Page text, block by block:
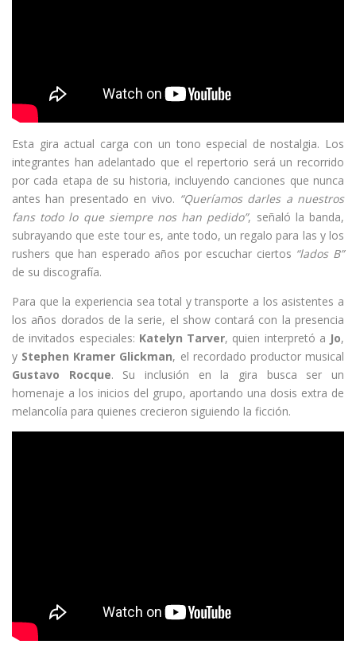
Esta gira actual carga con un tono especial de nostalgia. Los
integrantes han adelantado que el repertorio será un recorrido
por cada etapa de su historia, incluyendo canciones que nunca
antes han presentado en vivo. “Queríamos darles a nuestros
fans todo lo que siempre nos han pedido”, señaló la banda,
subrayando que este tour es, ante todo, un regalo para las y los
rushers que han esperado años por escuchar ciertos “lados B”
de su discografía.
Para que la experiencia sea total y transporte a los asistentes a
los años dorados de la serie, el show contará con la presencia
de invitados especiales: Katelyn Tarver, quien interpretó a Jo,
y Stephen Kramer Glickman, el recordado productor musical
Gustavo Rocque. Su inclusión en la gira busca ser un
homenaje a los inicios del grupo, aportando una dosis extra de
melancolía para quienes crecieron siguiendo la ficción.